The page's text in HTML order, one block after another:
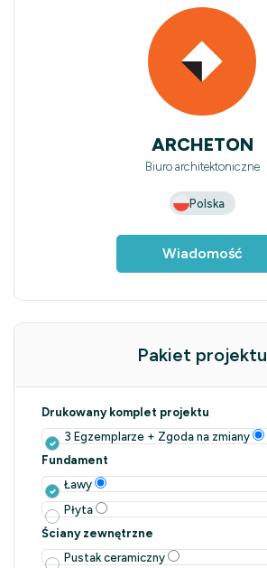
ARCHETON
Biuro architektoniczne
Polska
Wiadomość
Pakiet projektu
Drukowany komplet projektu
3 Egzemplarze + Zgoda na zmiany
Fundament
Ławy
Płyta
Ściany zewnętrzne
Pustak ceramiczny